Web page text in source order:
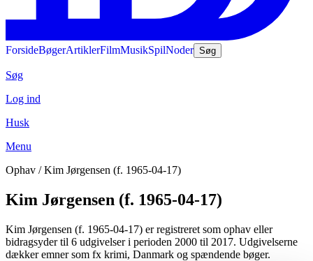
ForsideBøgerArtiklerFilmMusikSpilNoder Søg
Søg
Log ind
Husk
Menu
Ophav / Kim Jørgensen (f. 1965-04-17)
Kim Jørgensen (f. 1965-04-17)
Kim Jørgensen (f. 1965-04-17) er registreret som ophav eller
bidragsyder til 6 udgivelser i perioden 2000 til 2017. Udgivelserne
dækker emner som fx krimi, Danmark og spændende bøger.